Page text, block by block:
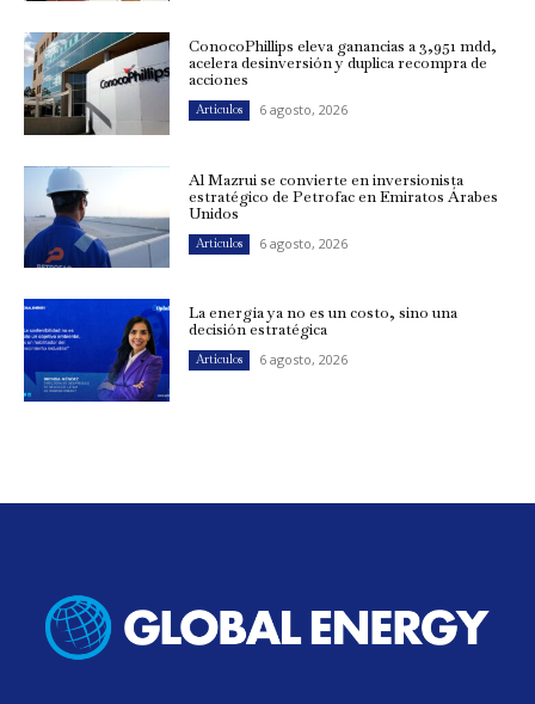
ConocoPhillips eleva ganancias a 3,951 mdd,
acelera desinversión y duplica recompra de
acciones
Artículos 6 agosto, 2026
Al Mazrui se convierte en inversionista
estratégico de Petrofac en Emiratos Árabes
Unidos
Artículos 6 agosto, 2026
La energía ya no es un costo, sino una
decisión estratégica
Artículos 6 agosto, 2026